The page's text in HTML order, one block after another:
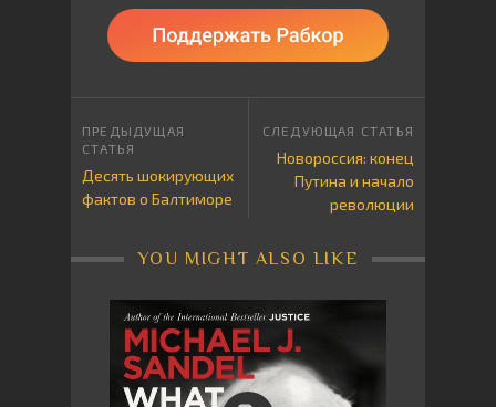
Десять шокирующих
фактов о Балтиморе
Новороссия: конец
Путина и начало
революции
YOU MIGHT ALSO LIKE